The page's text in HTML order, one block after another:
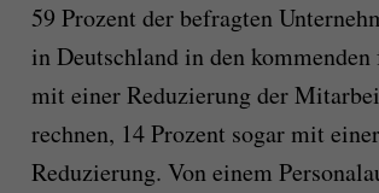
59 Prozent der befragten
in Deutschland in den
mit einer Reduzierung der
rechnen, 14 Prozent sogar mit
Reduzierung. Von einem